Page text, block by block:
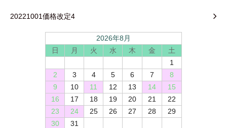
20221001価格改定4
2026年8月
日
月 火 水 木 金
土
1
2
3 4 5 6 7
8
9
10 11 12 13 14
15
16
17 18 19 20 21
22
23
24 25 26 27 28
29
30
31